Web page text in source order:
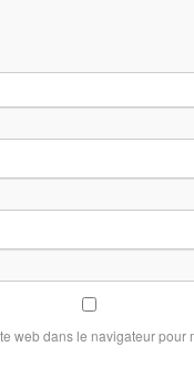
web dans le navigateur pour